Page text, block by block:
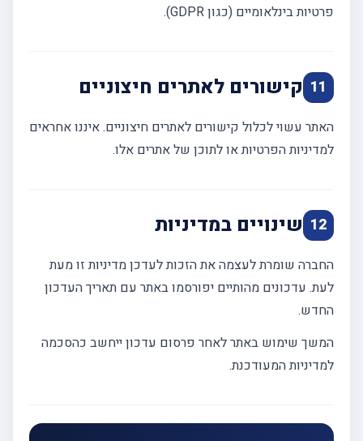
פרטיות בינלאומיים (כגון GDPR).
11 קישורים לאתרים חיצוניים
האתר עשוי לכלול קישורים לאתרים חיצוניים. איננו אחראים
למדיניות הפרטיות או לתוכן של אתרים אלו.
12 שינויים במדיניות
החברה שומרת לעצמה את הזכות לעדכן מדיניות זו מעת
לעת. עדכונים מהותיים יפורסמו באתר עם תאריך העדכון
החדש.
המשך שימוש באתר לאחר פרסום עדכון ייחשב כהסכמה
למדיניות המעודכנת.